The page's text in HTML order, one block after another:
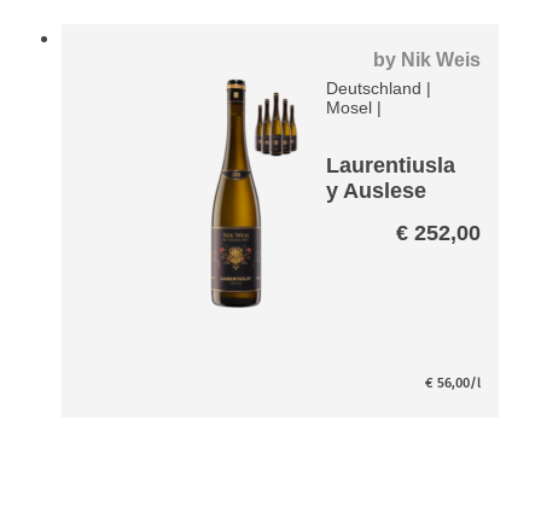
by Nik Weis
Deutschland |
Mosel |
Laurentiusla
y Auslese
Große Lage
€252,00
€ 56,00/l